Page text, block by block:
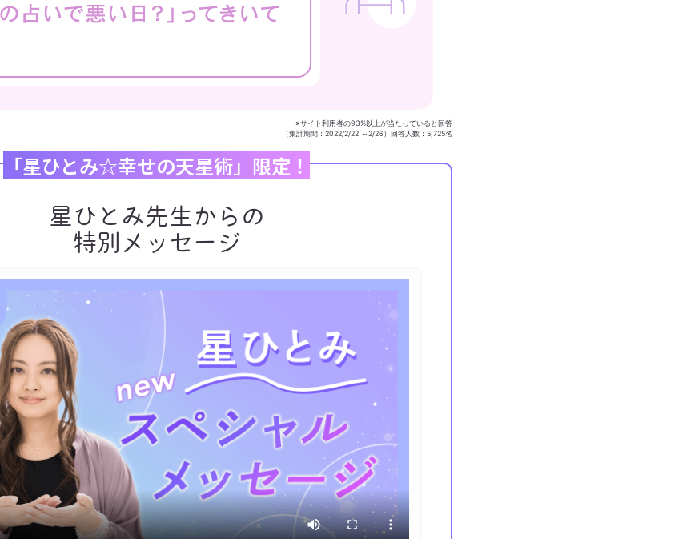
※サイト利用者の93%以上が当たっていると回答
（集計期間：2022/2/22 ～2/26）回答人数：5,725名
「星ひとみ☆幸せの天星術」限定！
星ひとみ先生からの
特別メッセージ